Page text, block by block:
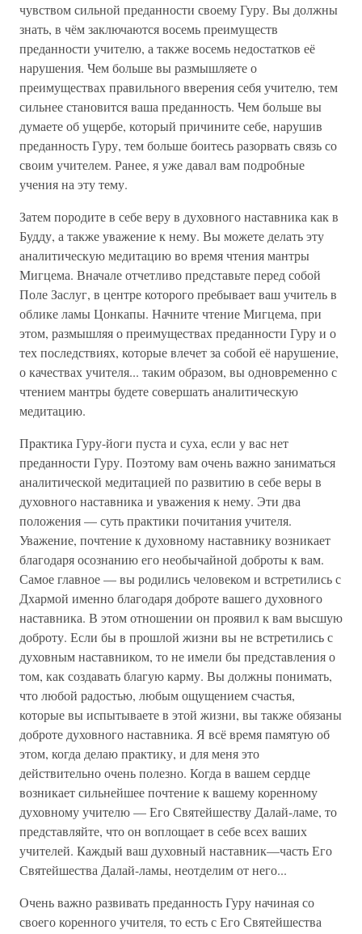
чувством сильной преданности своему Гуру. Вы должны
знать, в чём заключаются восемь преимуществ
преданности учителю, а также восемь недостатков её
нарушения. Чем больше вы размышляете о
преимуществах правильного вверения себя учителю, тем
сильнее становится ваша преданность. Чем больше вы
думаете об ущербе, который причините себе, нарушив
преданность Гуру, тем больше боитесь разорвать связь со
своим учителем. Ранее, я уже давал вам подробные
учения на эту тему.
Затем породите в себе веру в духовного наставника как в
Будду, а также уважение к нему. Вы можете делать эту
аналитическую медитацию во время чтения мантры
Мигцема. Вначале отчетливо представьте перед собой
Поле Заслуг, в центре которого пребывает ваш учитель в
облике ламы Цонкапы. Начните чтение Мигцема, при
этом, размышляя о преимуществах преданности Гуру и о
тех последствиях, которые влечет за собой её нарушение,
о качествах учителя... таким образом, вы одновременно с
чтением мантры будете совершать аналитическую
медитацию.
Практика Гуру-йоги пуста и суха, если у вас нет
преданности Гуру. Поэтому вам очень важно заниматься
аналитической медитацией по развитию в себе веры в
духовного наставника и уважения к нему. Эти два
положения — суть практики почитания учителя.
Уважение, почтение к духовному наставнику возникает
благодаря осознанию его необычайной доброты к вам.
Самое главное — вы родились человеком и встретились с
Дхармой именно благодаря доброте вашего духовного
наставника. В этом отношении он проявил к вам высшую
доброту. Если бы в прошлой жизни вы не встретились с
духовным наставником, то не имели бы представления о
том, как создавать благую карму. Вы должны понимать,
что любой радостью, любым ощущением счастья,
которые вы испытываете в этой жизни, вы также обязаны
доброте духовного наставника. Я всё время памятую об
этом, когда делаю практику, и для меня это
действительно очень полезно. Когда в вашем сердце
возникает сильнейшее почтение к вашему коренному
духовному учителю — Его Святейшеству Далай-ламе, то
представляйте, что он воплощает в себе всех ваших
учителей. Каждый ваш духовный наставник—часть Его
Святейшества Далай-ламы, неотделим от него...
Очень важно развивать преданность Гуру начиная со
своего коренного учителя, то есть с Его Святейшества